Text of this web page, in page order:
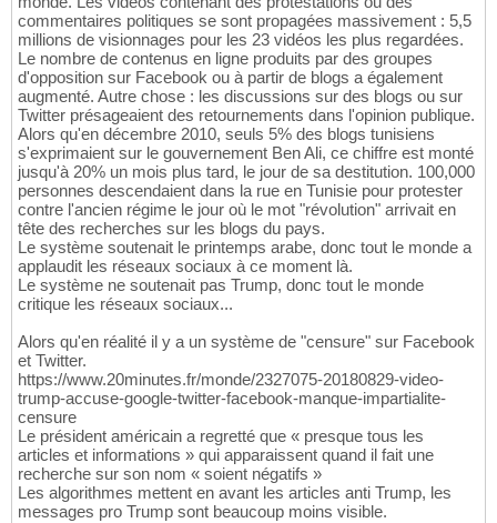
commentaires politiques se sont propagées massivement : 5,5
millions de visionnages pour les 23 vidéos les plus regardées.
Le nombre de contenus en ligne produits par des groupes
d'opposition sur Facebook ou à partir de blogs a également
augmenté. Autre chose : les discussions sur des blogs ou sur
Twitter présageaient des retournements dans l'opinion publique.
Alors qu'en décembre 2010, seuls 5% des blogs tunisiens
s'exprimaient sur le gouvernement Ben Ali, ce chiffre est monté
jusqu'à 20% un mois plus tard, le jour de sa destitution. 100,000
personnes descendaient dans la rue en Tunisie pour protester
contre l'ancien régime le jour où le mot "révolution" arrivait en
tête des recherches sur les blogs du pays.
Le système soutenait le printemps arabe, donc tout le monde a
applaudit les réseaux sociaux à ce moment là.
Le système ne soutenait pas Trump, donc tout le monde
critique les réseaux sociaux...
Alors qu'en réalité il y a un système de "censure" sur Facebook
et Twitter.
https://www.20minutes.fr/monde/2327075-20180829-video-
trump-accuse-google-twitter-facebook-manque-impartialite-
censure
Le président américain a regretté que « presque tous les
articles et informations » qui apparaissent quand il fait une
recherche sur son nom « soient négatifs »
Les algorithmes mettent en avant les articles anti Trump, les
messages pro Trump sont beaucoup moins visible.